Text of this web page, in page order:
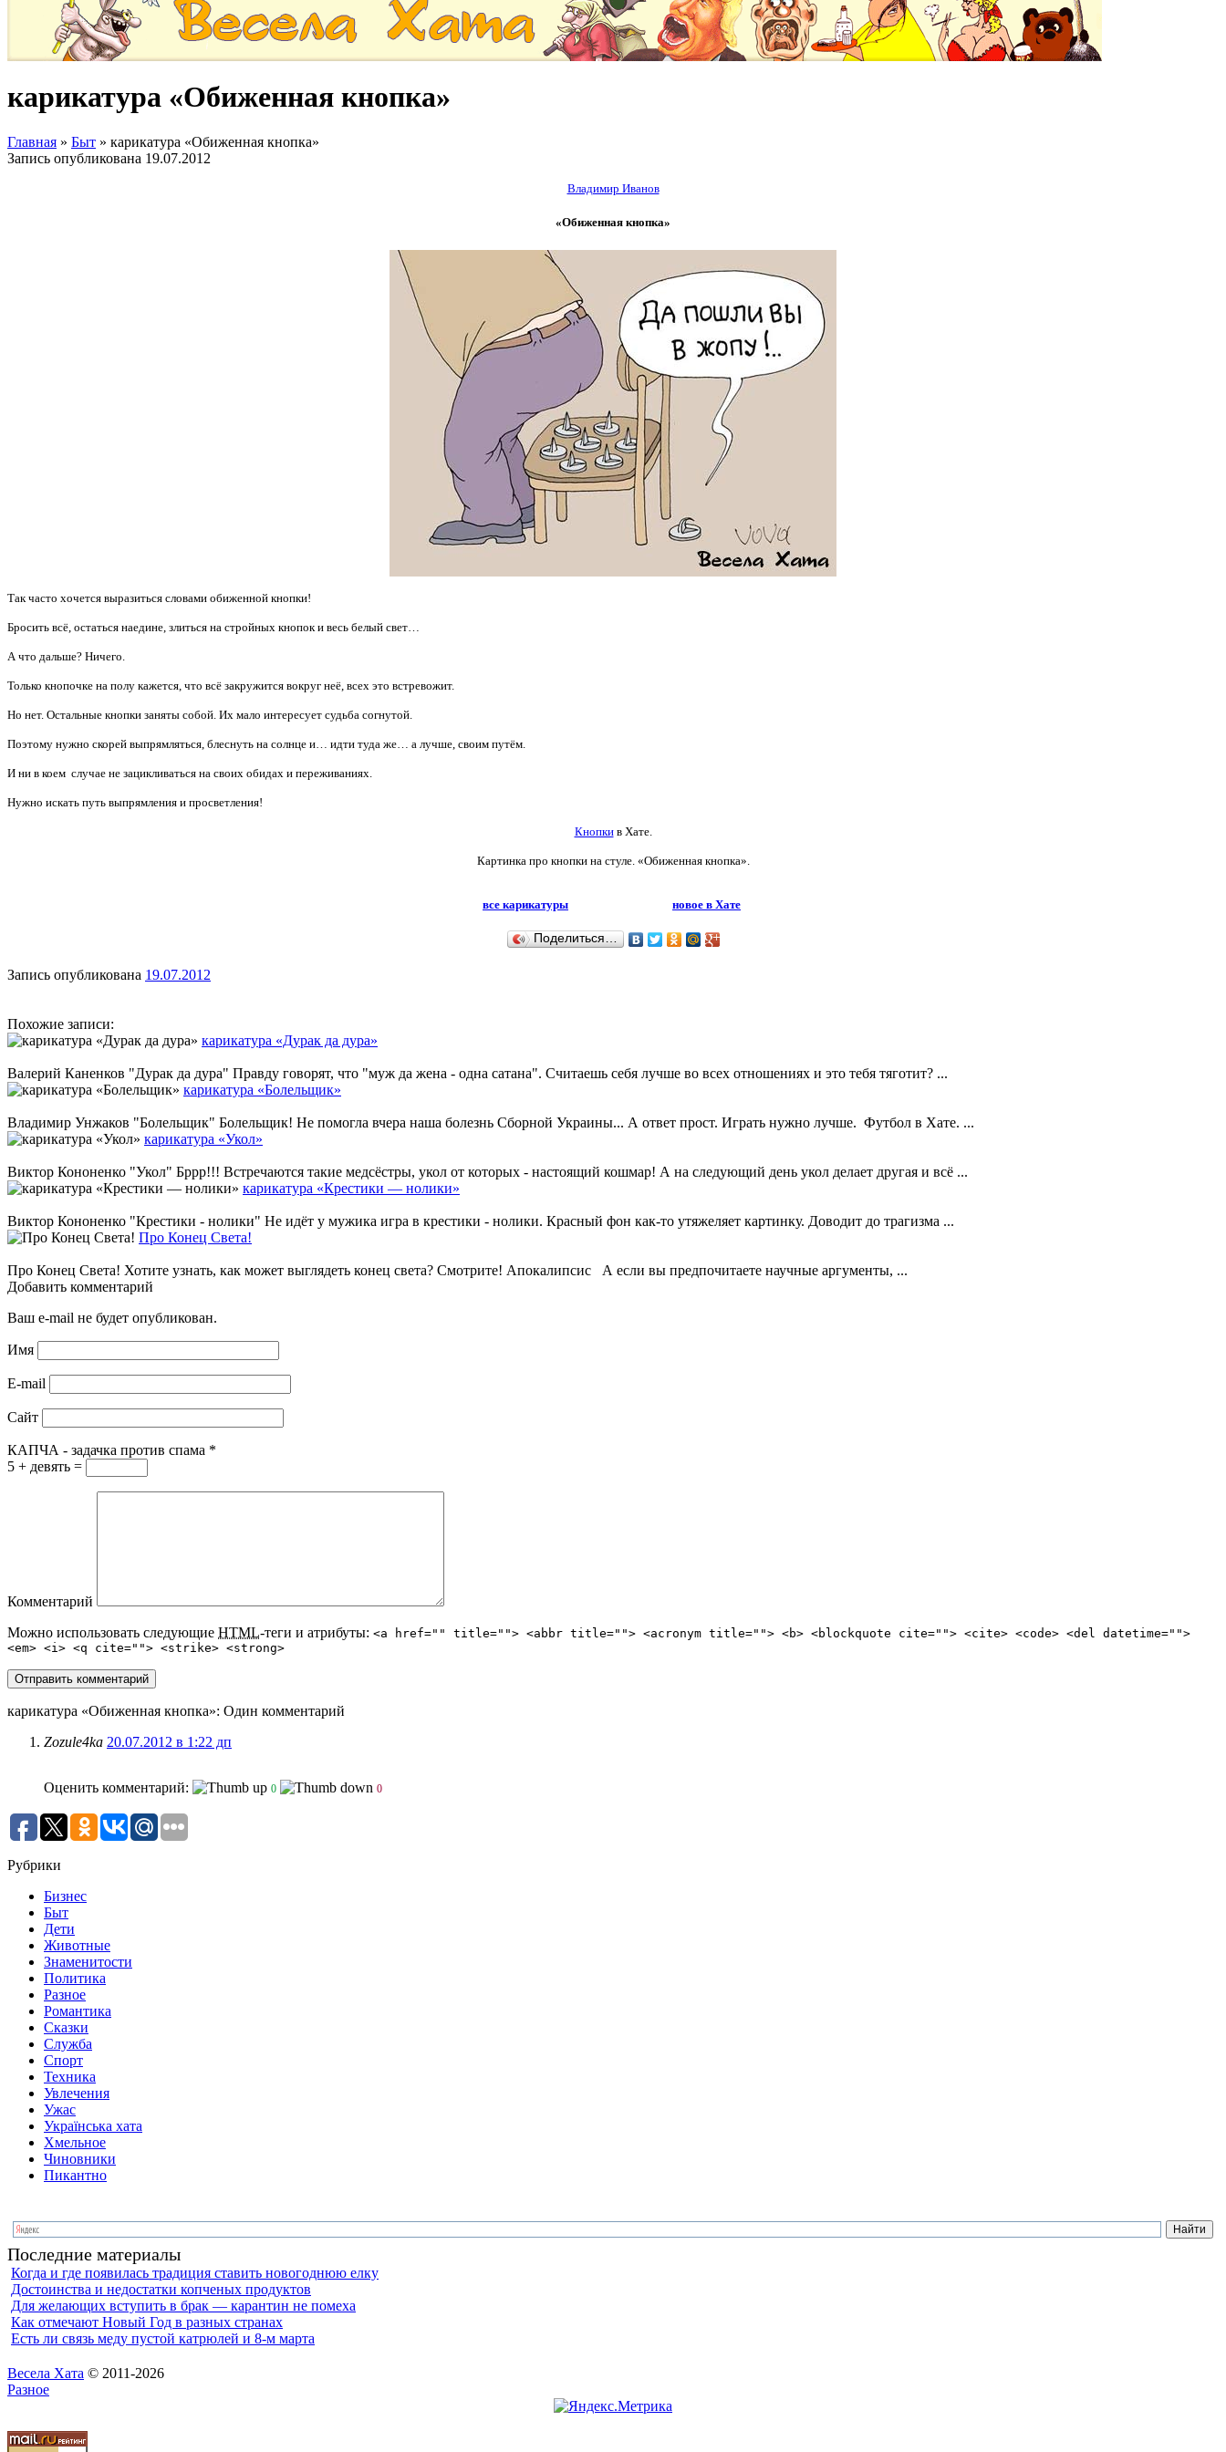
карикатура «Обиженная кнопка»
Главная » Быт » карикатура «Обиженная кнопка»
Запись опубликована 19.07.2012
Владимир Иванов
«Обиженная кнопка»
Так часто хочется выразиться словами обиженной кнопки!
Бросить всё, остаться наедине, злиться на стройных кнопок и весь белый свет…
А что дальше? Ничего.
Только кнопочке на полу кажется, что всё закружится вокруг неё, всех это встревожит.
Но нет. Остальные кнопки заняты собой. Их мало интересует судьба согнутой.
Поэтому нужно скорей выпрямляться, блеснуть на солнце и… идти туда же… а лучше, своим путём.
И ни в коем случае не зацикливаться на своих обидах и переживаниях.
Нужно искать путь выпрямления и просветления!
Кнопкив Хате.
Картинка про кнопки на стуле. «Обиженная кнопка».
все карикатуры новое в Хате
Поделиться…
Запись опубликована 19.07.2012
Похожие записи:
карикатура «Дурак да дура»
Валерий Каненков "Дурак да дура" Правду говорят, что "муж да жена - одна сатана". Считаешь себя лучше во всех отношениях и это тебя тяготит? ...
карикатура «Болельщик»
Владимир Унжаков "Болельщик" Болельщик! Не помогла вчера наша болезнь Сборной Украины... А ответ прост. Играть нужно лучше. Футбол в Хате. ...
карикатура «Укол»
Виктор Кононенко "Укол" Бррр!!! Встречаются такие медсёстры, укол от которых - настоящий кошмар! А на следующий день укол делает другая и всё ...
карикатура «Крестики — нолики»
Виктор Кононенко "Крестики - нолики" Не идёт у мужика игра в крестики - нолики. Красный фон как-то утяжеляет картинку. Доводит до трагизма ...
Про Конец Света!
Про Конец Света! Хотите узнать, как может выглядеть конец света? Смотрите! Апокалипсис А если вы предпочитаете научные аргументы, ...
Добавить комментарий
Ваш e-mail не будет опубликован.
Имя
E-mail
Сайт
КАПЧА - задачка против спама *
5 + девять =
Комментарий
Можно использовать следующие HTML-теги и атрибуты: <a href="" title=""> <abbr title=""> <acronym title=""> <b> <blockquote cite=""> <cite> <code> <del datetime="">
<em> <i> <q cite=""> <strike> <strong>
карикатура «Обиженная кнопка»: Один комментарий
Zozule4ka 20.07.2012 в 1:22 дп
Оценить комментарий: 0 0
Рубрики
Бизнес
Быт
Дети
Животные
Знаменитости
Политика
Разное
Романтика
Сказки
Служба
Спорт
Техника
Увлечения
Ужас
Українська хата
Хмельное
Чиновники
Пикантно
Последние материалы
Когда и где появилась традиция ставить новогоднюю елку
Достоинства и недостатки копченых продуктов
Для желающих вступить в брак — карантин не помеха
Как отмечают Новый Год в разных странах
Есть ли связь меду пустой катрюлей и 8-м марта
Весела Хата © 2011-2026
Разное